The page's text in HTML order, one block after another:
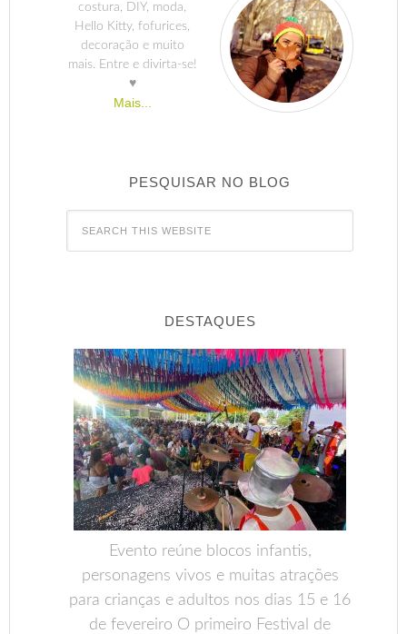
costura, DIY, moda,
Hello Kitty, fofurices,
decoração e muito
mais. Entre e divirta-se!
♥
Mais...
PESQUISAR NO BLOG
DESTAQUES
Evento reúne blocos infantis,
personagens vivos e muitas atrações
para crianças e adultos nos dias 15 e 16
de fevereiro O primeiro Festival de